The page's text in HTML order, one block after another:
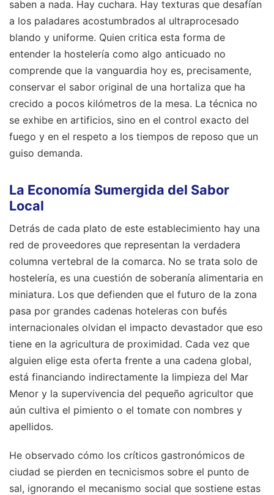
saben a nada. Hay cuchara. Hay texturas que desafían
a los paladares acostumbrados al ultraprocesado
blando y uniforme. Quien critica esta forma de
entender la hostelería como algo anticuado no
comprende que la vanguardia hoy es, precisamente,
conservar el sabor original de una hortaliza que ha
crecido a pocos kilómetros de la mesa. La técnica no
se exhibe en artificios, sino en el control exacto del
fuego y en el respeto a los tiempos de reposo que un
guiso demanda.
La Economía Sumergida del Sabor
Local
Detrás de cada plato de este establecimiento hay una
red de proveedores que representan la verdadera
columna vertebral de la comarca. No se trata solo de
hostelería, es una cuestión de soberanía alimentaria en
miniatura. Los que defienden que el futuro de la zona
pasa por grandes cadenas hoteleras con bufés
internacionales olvidan el impacto devastador que eso
tiene en la agricultura de proximidad. Cada vez que
alguien elige esta oferta frente a una cadena global,
está financiando indirectamente la limpieza del Mar
Menor y la supervivencia del pequeño agricultor que
aún cultiva el pimiento o el tomate con nombres y
apellidos.
He observado cómo los críticos gastronómicos de
ciudad se pierden en tecnicismos sobre el punto de
sal, ignorando el mecanismo social que sostiene estas